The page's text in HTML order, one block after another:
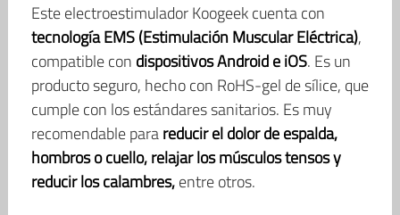
Este electroestimulador Koogeek cuenta con
tecnología EMS (Estimulación Muscular Eléctrica),
compatible con dispositivos Android e iOS. Es un
producto seguro, hecho con RoHS-gel de sílice, que
cumple con los estándares sanitarios. Es muy
recomendable parareducir el dolor de espalda,
hombros o cuello, relajar los músculos tensos y
reducir los calambres,entre otros.